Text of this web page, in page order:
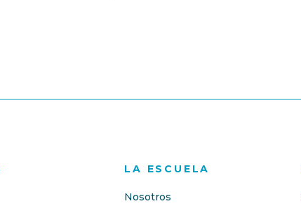
LA ESCUELA
Nosotros